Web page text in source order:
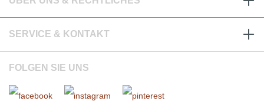
SERVICE & KONTAKT
FOLGEN SIE UNS